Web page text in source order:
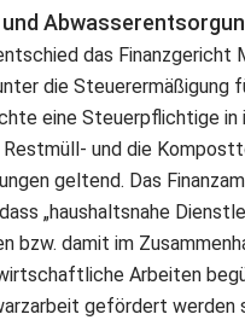
das Finanzgericht
die Steuerermäßigung
eine Steuerpflichtige in
und die
geltend. Das
„haushaltsnahe
bzw. damit im
Arbeiten
gefördert